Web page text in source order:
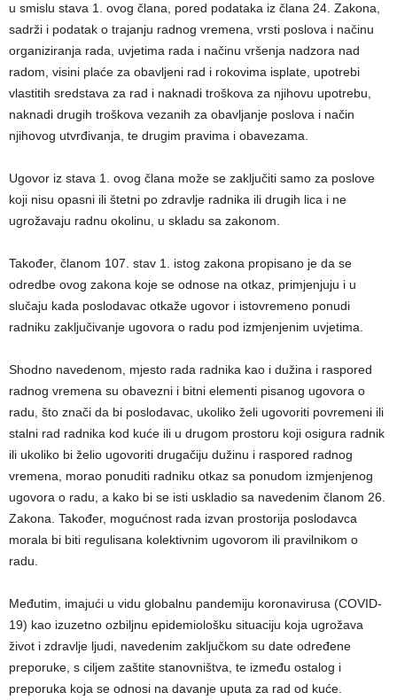
u smislu stava 1. ovog člana, pored podataka iz člana 24. Zakona,
sadrži i podatak o trajanju radnog vremena, vrsti poslova i načinu
organiziranja rada, uvjetima rada i načinu vršenja nadzora nad
radom, visini plaće za obavljeni rad i rokovima isplate, upotrebi
vlastitih sredstava za rad i naknadi troškova za njihovu upotrebu,
naknadi drugih troškova vezanih za obavljanje poslova i način
njihovog utvrđivanja, te drugim pravima i obavezama.
Ugovor iz stava 1. ovog člana može se zaključiti samo za poslove
koji nisu opasni ili štetni po zdravlje radnika ili drugih lica i ne
ugrožavaju radnu okolinu, u skladu sa zakonom.
Također, članom 107. stav 1. istog zakona propisano je da se
odredbe ovog zakona koje se odnose na otkaz, primjenjuju i u
slučaju kada poslodavac otkaže ugovor i istovremeno ponudi
radniku zaključivanje ugovora o radu pod izmjenjenim uvjetima.
Shodno navedenom, mjesto rada radnika kao i dužina i raspored
radnog vremena su obavezni i bitni elementi pisanog ugovora o
radu, što znači da bi poslodavac, ukoliko želi ugovoriti povremeni ili
stalni rad radnika kod kuće ili u drugom prostoru koji osigura radnik
ili ukoliko bi želio ugovoriti drugačiju dužinu i raspored radnog
vremena, morao ponuditi radniku otkaz sa ponudom izmjenjenog
ugovora o radu, a kako bi se isti uskladio sa navedenim članom 26.
Zakona. Također, mogućnost rada izvan prostorija poslodavca
morala bi biti regulisana kolektivnim ugovorom ili pravilnikom o
radu.
Međutim, imajući u vidu globalnu pandemiju koronavirusa (COVID-
19) kao izuzetno ozbiljnu epidemiološku situaciju koja ugrožava
život i zdravlje ljudi, navedenim zaključkom su date određene
preporuke, s ciljem zaštite stanovništva, te između ostalog i
preporuka koja se odnosi na davanje uputa za rad od kuće.